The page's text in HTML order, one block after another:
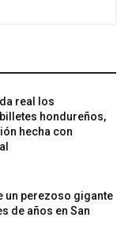
real los
hondureños,
hecha con
un perezoso gigante
de años en San